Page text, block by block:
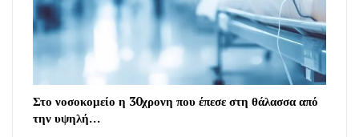
Στο νοσοκομείο η 30χρονη που έπεσε στη θάλασσα από
την υψηλή…